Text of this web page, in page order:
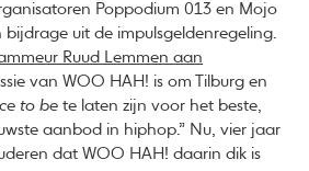
Poppodium 013 en Mojo
uit de impulsgeldenregeling.
Ruud Lemmen aan
van WOO HAH! is om Tilburg en
to be te laten zijn voor het beste,
aanbod in hiphop.” Nu, vier jaar
dat WOO HAH! daarin dik is